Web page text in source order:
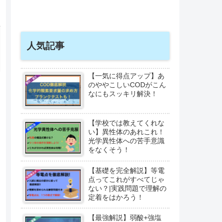
人気記事
【一気に得点アップ】あ
のややこしいCODがこん
なにもスッキリ解決！
【学校では教えてくれな
い】異性体のあれこれ！
光学異性体への苦手意識
をなくそう！
【基礎を完全解説】等電
点ってこれがすべてじゃ
ない？|実践問題で理解の
定着をはかろう！
【最強解説】弱酸+強塩